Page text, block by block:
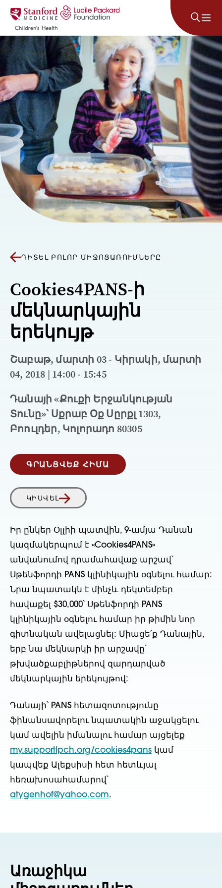
Անցնել բովանդակությանը
ԴԻՏԵԼ ԲՈԼՈՐ ՄԻՋՈՑԱՌՈՒՄՆԵՐԸ
Cookies4PANS-ի
մեկնարկային
երեկույթ
Շաբաթ, մարտի 03 - Կիրակի, մարտի
04, 2018 | 14:00 - 15:45
Դանայի «Քուքի Երջանկության
Տունը»՝ Սքրաբ Օք Սըրքլ 1303,
Բոուլդեր, Կոլորադո 80305
ԳՐԱՆՑՎԵՔ ՀԻՄԱ
ԿԻՍՎԵԼ
Իր ընկեր Օլլիի պատվին, 9-ամյա Դանան
կազմակերպում է «Cookies4PANS»
անվանումով դրամահավաք արշավ՝
Սթենֆորդի PANS կլինիկային օգնելու համար:
Նրա նպատակն է մինչև դեկտեմբեր
հավաքել $30,000՝ Սթենֆորդի PANS
կլինիկային օգնելու համար իր թիմին նոր
գիտնական ավելացնել: Միացե՛ք Դանային,
երբ նա մեկնարկի իր արշավը՝
թխվածքաբլիթներով զարդարված
մեկնարկային երեկույթով:
Դանայի՝ PANS հետազոտությունը
ֆինանսավորելու նպատակին աջակցելու
կամ ավելին իմանալու համար այցելեք
my.supportlpch.org/cookies4pans կամ
կապվեք Ալեքսիսի հետ հետևյալ
հեռախոսահամարով՝
atygenhof@yahoo.com.
Առաջիկա